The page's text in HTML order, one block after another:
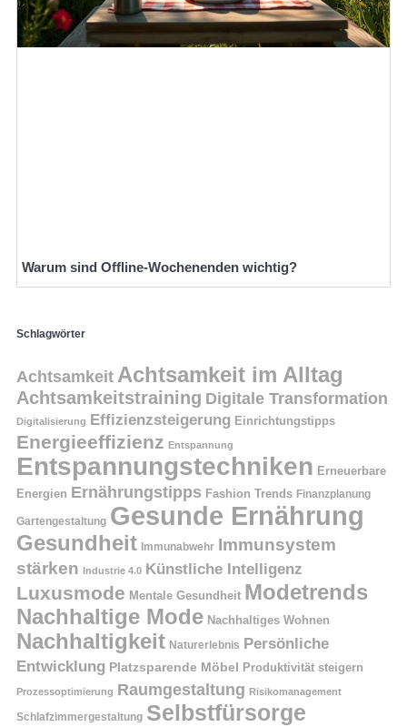
Warum sind Offline-Wochenenden wichtig?
Schlagwörter
Achtsamkeit Achtsamkeit im Alltag
Achtsamkeitstraining Digitale Transformation
Digitalisierung Effizienzsteigerung Einrichtungstipps
Energieeffizienz Entspannung
Entspannungstechniken Erneuerbare
Energien Ernährungstipps Fashion Trends Finanzplanung
Gartengestaltung Gesunde Ernährung
Gesundheit Immunabwehr Immunsystem
stärken Industrie 4.0 Künstliche Intelligenz
Luxusmode Mentale Gesundheit Modetrends
Nachhaltige Mode Nachhaltiges Wohnen
Nachhaltigkeit Naturerlebnis Persönliche
Entwicklung Platzsparende Möbel Produktivität steigern
Prozessoptimierung Raumgestaltung Risikomanagement
Schlafzimmergestaltung Selbstfürsorge